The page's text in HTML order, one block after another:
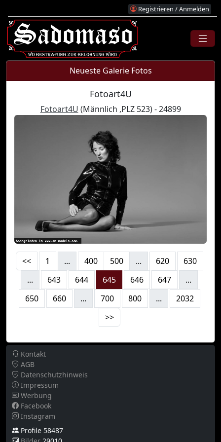
Registrieren / Anmelden
Neueste Galerie Fotos
Fotoart4U
Fotoart4U (Männlich ,PLZ 523) - 24899
<< 1 ... 400 500 ... 620
630
...
643 644 645 646 647
...
650
660 ... 700 800 ...
2032
>>
Kontakt
AGB
Datenschutzhinweis
Impressum
Werbung
Facebook
Instagram
Profile 58487